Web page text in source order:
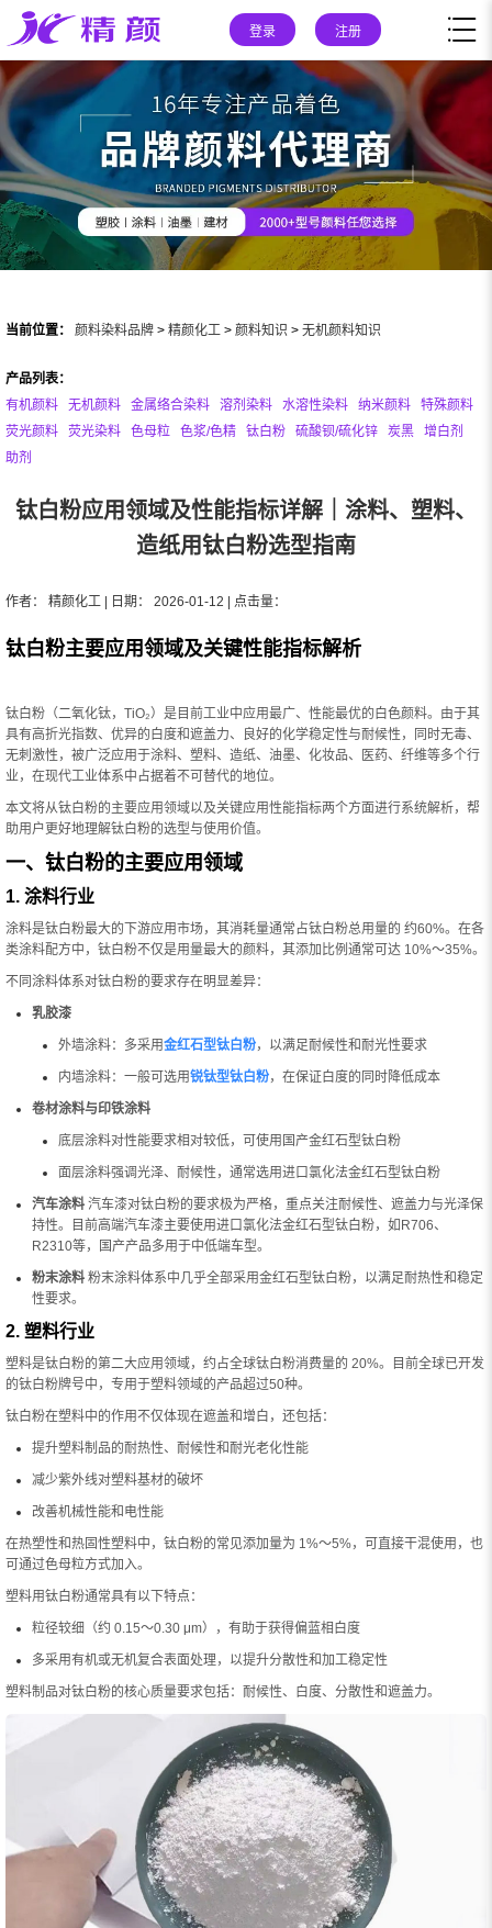
登录 注册
当前位置： 颜料染料品牌 > 精颜化工 > 颜料知识 > 无机颜料知识
产品列表：
有机颜料
无机颜料 金属络合染料 溶剂染料 水溶性染料 纳米颜料
特殊颜料
荧光颜料
荧光染料 色母粒 色浆/色精 钛白粉 硫酸钡/硫化锌 炭黑
增白剂
助剂
钛白粉应用领域及性能指标详解｜涂料、塑料、
造纸用钛白粉选型指南
作者： 精颜化工 | 日期： 2026-01-12 | 点击量：
钛白粉主要应用领域及关键性能指标解析
钛白粉（二氧化钛，TiO₂）是目前工业中应用最广、性能最优的白色颜料。由于其
具有高折光指数、优异的白度和遮盖力、良好的化学稳定性与耐候性，同时无毒、
无刺激性，被广泛应用于涂料、塑料、造纸、油墨、化妆品、医药、纤维等多个行
业，在现代工业体系中占据着不可替代的地位。
本文将从钛白粉的主要应用领域以及关键应用性能指标两个方面进行系统解析，帮
助用户更好地理解钛白粉的选型与使用价值。
一、钛白粉的主要应用领域
1. 涂料行业
涂料是钛白粉最大的下游应用市场，其消耗量通常占钛白粉总用量的 约60%。在各
类涂料配方中，钛白粉不仅是用量最大的颜料，其添加比例通常可达 10%～35%。
不同涂料体系对钛白粉的要求存在明显差异：
乳胶漆
外墙涂料：多采用金红石型钛白粉，以满足耐候性和耐光性要求
内墙涂料：一般可选用锐钛型钛白粉，在保证白度的同时降低成本
卷材涂料与印铁涂料
底层涂料对性能要求相对较低，可使用国产金红石型钛白粉
面层涂料强调光泽、耐候性，通常选用进口氯化法金红石型钛白粉
汽车涂料 汽车漆对钛白粉的要求极为严格，重点关注耐候性、遮盖力与光泽保
持性。目前高端汽车漆主要使用进口氯化法金红石型钛白粉，如R706、
R2310等，国产产品多用于中低端车型。
粉末涂料 粉末涂料体系中几乎全部采用金红石型钛白粉，以满足耐热性和稳定
性要求。
2. 塑料行业
塑料是钛白粉的第二大应用领域，约占全球钛白粉消费量的 20%。目前全球已开发
的钛白粉牌号中，专用于塑料领域的产品超过50种。
钛白粉在塑料中的作用不仅体现在遮盖和增白，还包括：
提升塑料制品的耐热性、耐候性和耐光老化性能
减少紫外线对塑料基材的破坏
改善机械性能和电性能
在热塑性和热固性塑料中，钛白粉的常见添加量为 1%～5%，可直接干混使用，也
可通过色母粒方式加入。
塑料用钛白粉通常具有以下特点：
粒径较细（约 0.15～0.30 μm），有助于获得偏蓝相白度
多采用有机或无机复合表面处理，以提升分散性和加工稳定性
塑料制品对钛白粉的核心质量要求包括：耐候性、白度、分散性和遮盖力。